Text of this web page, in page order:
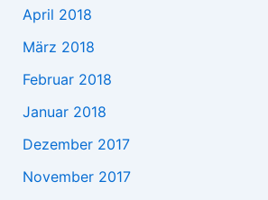
April 2018
März 2018
Februar 2018
Januar 2018
Dezember 2017
November 2017